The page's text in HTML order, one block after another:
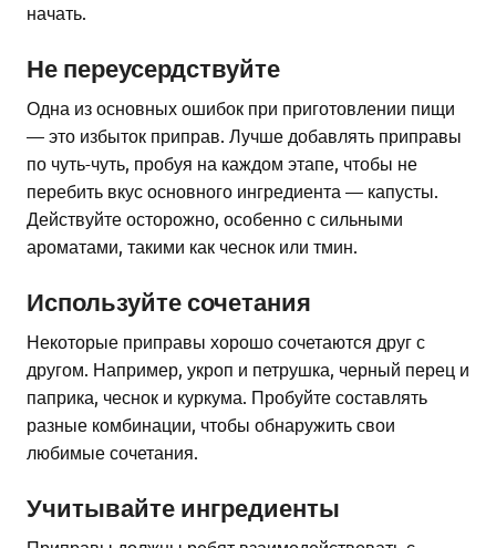
начать.
Не переусердствуйте
Одна из основных ошибок при приготовлении пищи
— это избыток приправ. Лучше добавлять приправы
по чуть-чуть, пробуя на каждом этапе, чтобы не
перебить вкус основного ингредиента — капусты.
Действуйте осторожно, особенно с сильными
ароматами, такими как чеснок или тмин.
Используйте сочетания
Некоторые приправы хорошо сочетаются друг с
другом. Например, укроп и петрушка, черный перец и
паприка, чеснок и куркума. Пробуйте составлять
разные комбинации, чтобы обнаружить свои
любимые сочетания.
Учитывайте ингредиенты